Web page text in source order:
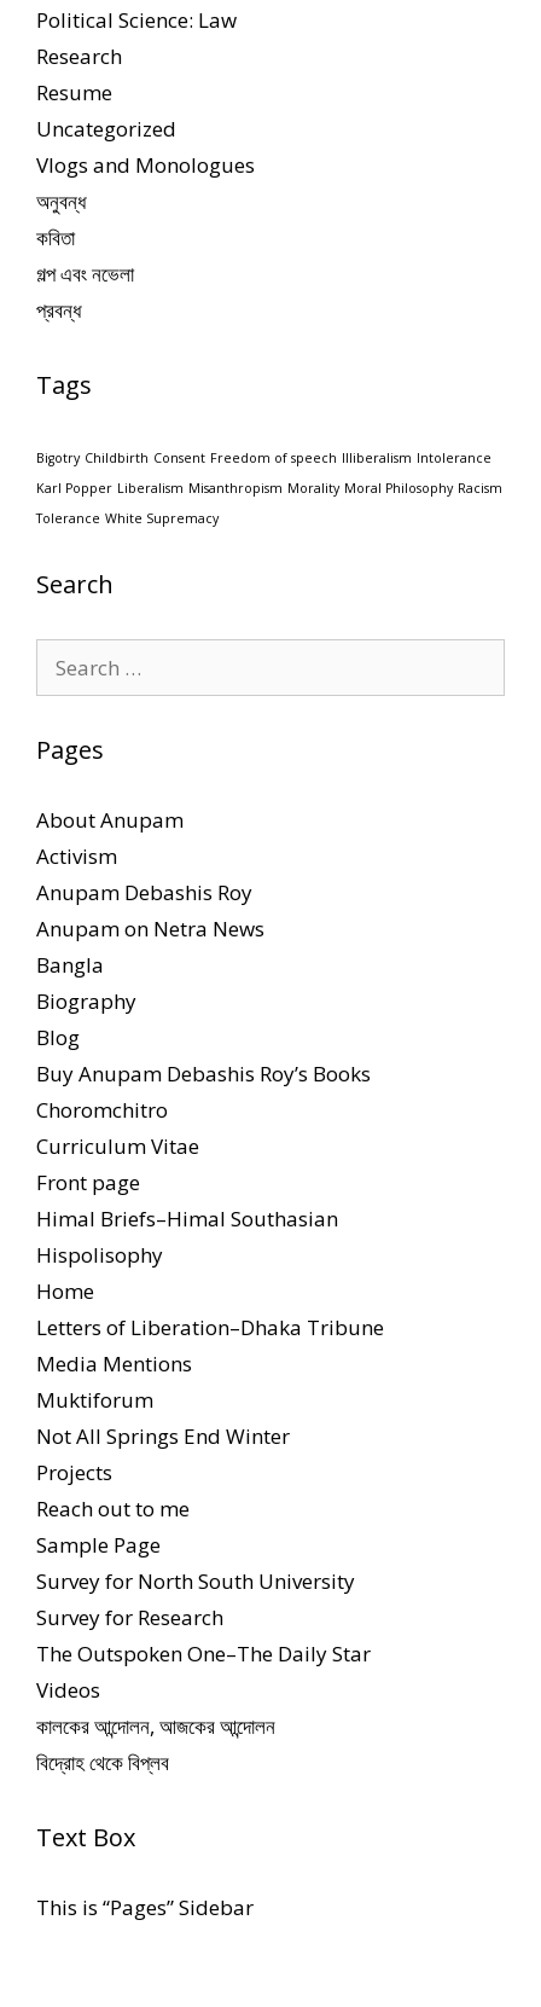
Political Science: Law
Research
Resume
Uncategorized
Vlogs and Monologues
অনুবন্ধ
কবিতা
গল্প এবং নভেলা
প্রবন্ধ
Tags
Bigotry Childbirth Consent Freedom of speech Illiberalism Intolerance
Karl Popper Liberalism Misanthropism Morality Moral Philosophy Racism
Tolerance White Supremacy
Search
for:
Pages
About Anupam
Activism
Anupam Debashis Roy
Anupam on Netra News
Bangla
Biography
Blog
Buy Anupam Debashis Roy’s Books
Choromchitro
Curriculum Vitae
Front page
Himal Briefs–Himal Southasian
Hispolisophy
Home
Letters of Liberation–Dhaka Tribune
Media Mentions
Muktiforum
Not All Springs End Winter
Projects
Reach out to me
Sample Page
Survey for North South University
Survey for Research
The Outspoken One–The Daily Star
Videos
কালকের আন্দোলন, আজকের আন্দোলন
বিদ্রোহ থেকে বিপ্লব
Text Box
This is “Pages” Sidebar